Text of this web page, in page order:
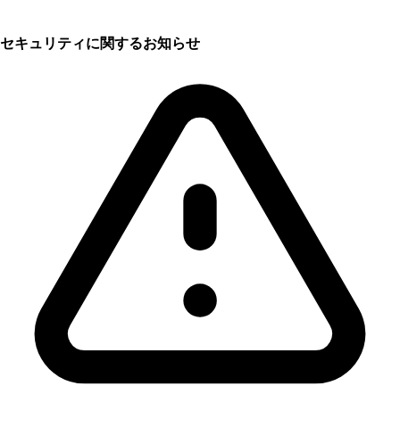
セキュリティに関するお知らせ